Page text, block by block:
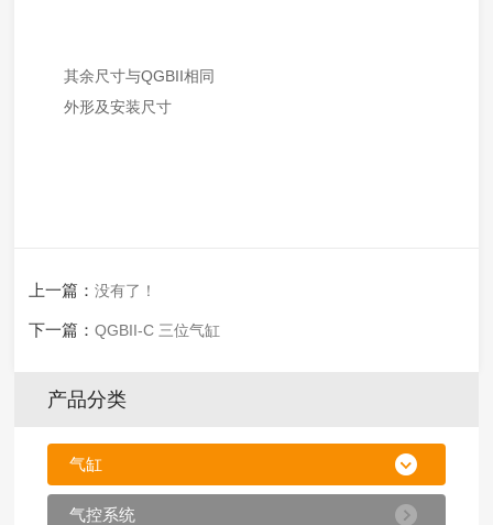
其余尺寸与QGBII相同
外形及安装尺寸
上一篇：没有了！
下一篇：QGBII-C 三位气缸
产品分类
气缸
气控系统